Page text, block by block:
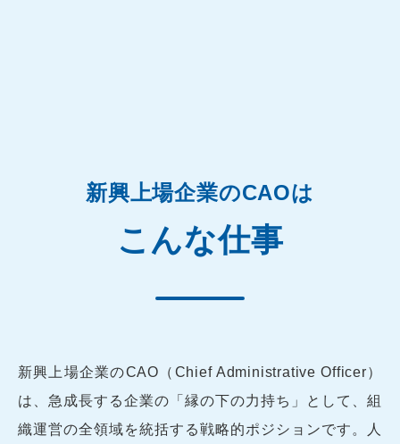
新興上場企業のCAOは
こんな仕事
新興上場企業のCAO（Chief Administrative Officer）
は、急成長する企業の「縁の下の力持ち」として、組
織運営の全領域を統括する戦略的ポジションです。人